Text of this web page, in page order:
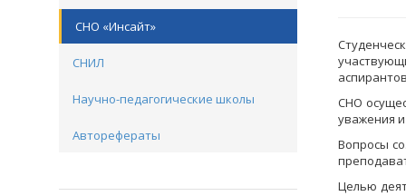
СНО «Инсайт»
СНИЛ
Научно-педагогические школы
Авторефераты
СНО
уважения
Вопросы
Целью